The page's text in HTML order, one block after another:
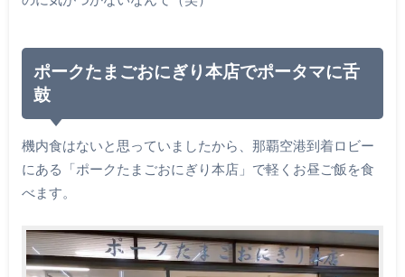
ポークたまごおにぎり本店でポータマに舌
鼓
機内食はないと思っていましたから、那覇空港到着ロビー
にある「ポークたまごおにぎり本店」で軽くお昼ご飯を食
べます。